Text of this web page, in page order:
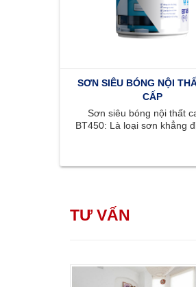
SƠN SIÊU BÓNG NỘI
CẤP
Sơn siêu bóng nội thất
BT450: Là loại sơn khẳng
TƯ VẤN